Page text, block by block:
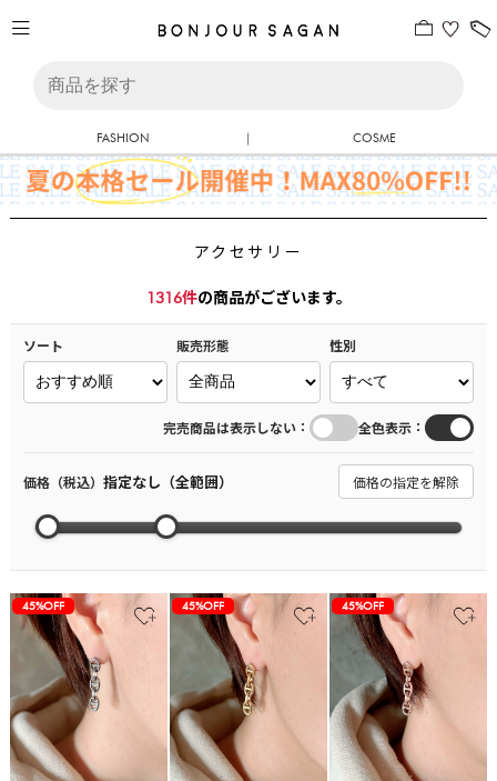
FASHION | COSME
アクセサリー
1316件の商品がございます。
ソート 販売形態 性別
完売商品は表示しない ： 全色表示 ：
価格（税込） 指定なし（全範囲） 価格の指定を解除
45%OFF 45%OFF 45%OFF